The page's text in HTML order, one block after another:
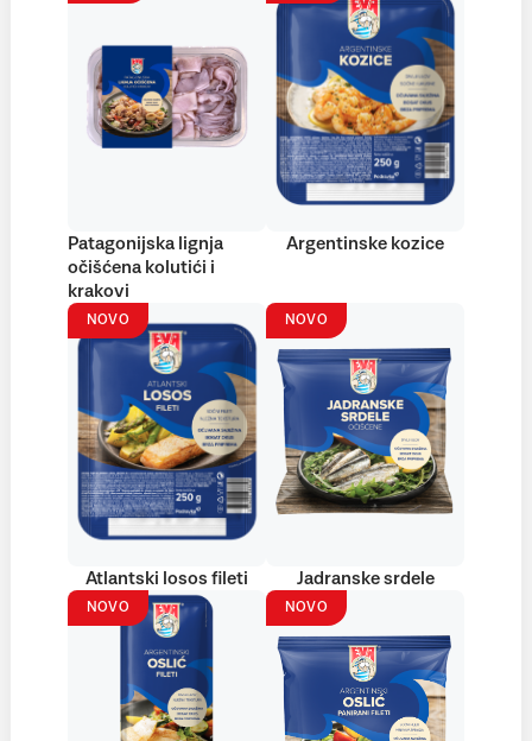
Patagonijska lignja
očišćena kolutići i
krakovi
Argentinske kozice
NOVO
Atlantski losos fileti
NOVO
Jadranske srdele
NOVO NOVO